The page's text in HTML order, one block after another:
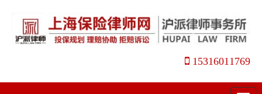
15316011769